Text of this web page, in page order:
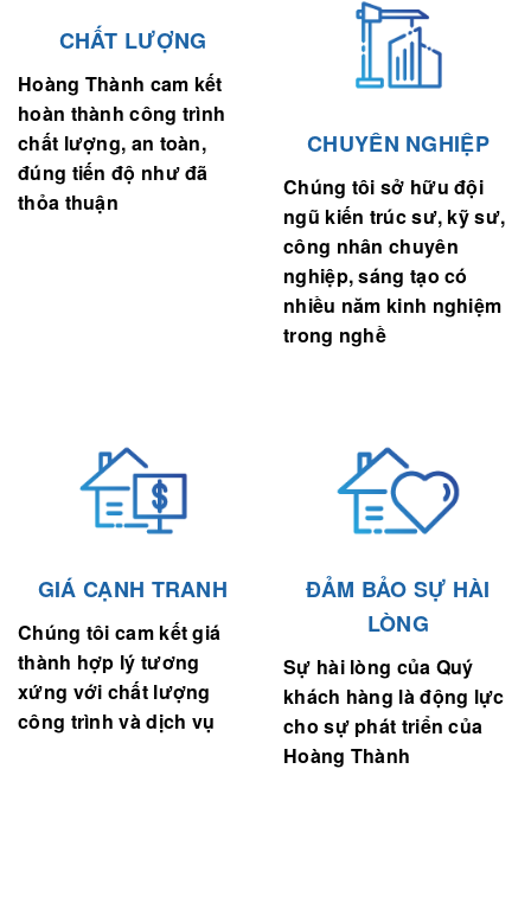
Hoàng Thành cam kết
hoàn thành công trình
chất lượng, an toàn,
đúng tiến độ như đã
thỏa thuận
Chúng tôi sở hữu đội
ngũ kiến trúc sư, kỹ sư,
công nhân chuyên
nghiệp, sáng tạo có
nhiều năm kinh nghiệm
trong nghề
Chúng tôi cam kết giá
thành hợp lý tương
xứng với chất lượng
công trình và dịch vụ
LÒNG
Sự hài lòng của Quý
khách hàng là động lực
cho sự phát triển của
Hoàng Thành